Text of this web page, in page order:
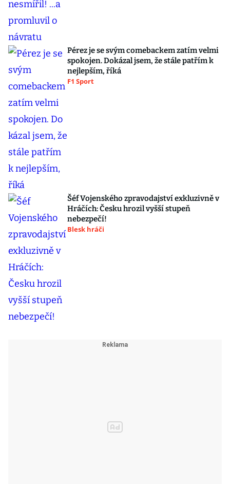
Pérez je se svým comebackem zatím velmi
spokojen. Dokázal jsem, že stále patřím k
nejlepším, říká
F1 Sport
Šéf Vojenského zpravodajství exkluzivně v
Hráčích: Česku hrozil vyšší stupeň
nebezpečí!
Blesk hráči